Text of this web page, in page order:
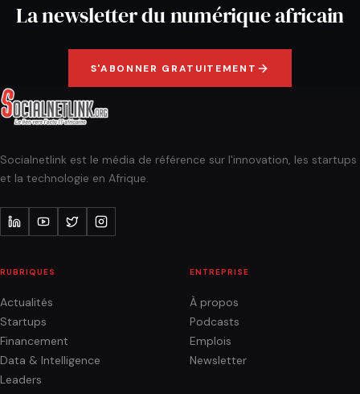
La newsletter du numérique africain
S'ABONNER GRATUITEMENT
Socialnetlink est le média de référence sur l'innovation, les startups
et la technologie en Afrique.
RUBRIQUES
Actualités
Startups
Financement
Data & Intelligence
Leaders
ENTREPRISE
À propos
Podcasts
Emplois
Newsletter